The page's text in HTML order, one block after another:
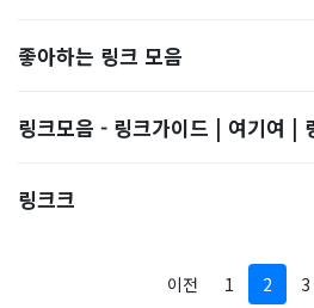
좋아하는 링크 모음
링크모음 - 링크가이드 | 여기여 |
링크크
이전 1 2 3